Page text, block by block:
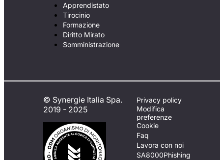
Apprendistato
Tirocinio
Formazione
Diritto Mirato
Somministrazione
© Synergie Italia Spa.
2019 - 2025
Privacy policy
Modifica
preferenze
Cookie
Faq
Lavora con noi
SA8000Phishing